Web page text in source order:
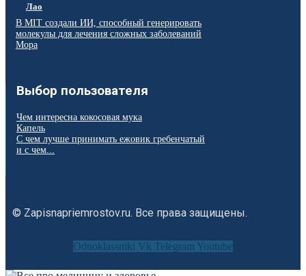
Лао
В MIT создали ИИ, способный генерировать
молекулы для лечения сложных заболеваний
Мора
Выбор пользователя
Чем интересна кокосовая мука
Капель
С чем лучше принимать ежовик гребенчатый
и с чем...
© Zapisnapriemrostov.ru. Все права защищены.
Odnoklassniki Vk Telegram Youtube